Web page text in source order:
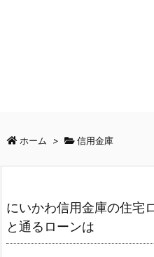
ホーム > 信用金庫
にいかわ信用金庫の住宅
と通るローンは